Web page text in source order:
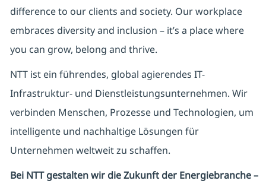
difference to our clients and society. Our workplace
embraces diversity and inclusion – it’s a place where
you can grow, belong and thrive.
NTT ist ein führendes, global agierendes IT-
Infrastruktur- und Dienstleistungsunternehmen. Wir
verbinden Menschen, Prozesse und Technologien, um
intelligente und nachhaltige Lösungen für
Unternehmen weltweit zu schaffen.
Bei NTT gestalten wir die Zukunft der Energiebranche –